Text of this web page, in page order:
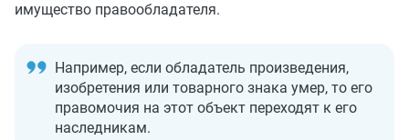
имущество правообладателя.
Например, если обладатель произведения,
изобретения или товарного знака умер, то его
правомочия на этот объект переходят к его
наследникам.